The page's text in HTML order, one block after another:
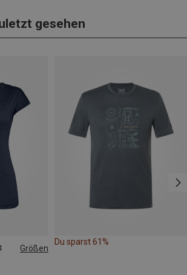
gesehen
Größen
Du sparst 61%